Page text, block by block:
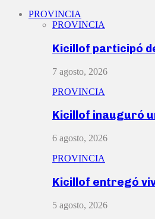
PROVINCIA
PROVINCIA
Kicillof participó
7 agosto, 2026
PROVINCIA
Kicillof inauguró
6 agosto, 2026
PROVINCIA
Kicillof entregó
5 agosto, 2026